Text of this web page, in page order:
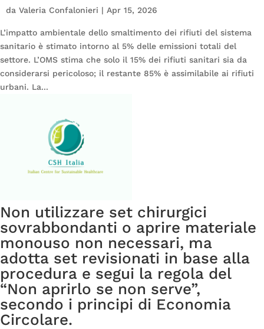
da Valeria Confalonieri | Apr 15, 2026
L’impatto ambientale dello smaltimento dei rifiuti del sistema
sanitario è stimato intorno al 5% delle emissioni totali del
settore. L’OMS stima che solo il 15% dei rifiuti sanitari sia da
considerarsi pericoloso; il restante 85% è assimilabile ai rifiuti
urbani. La...
Non utilizzare set chirurgici
sovrabbondanti o aprire materiale
monouso non necessari, ma
adotta set revisionati in base alla
procedura e segui la regola del
“Non aprirlo se non serve”,
secondo i principi di Economia
Circolare.